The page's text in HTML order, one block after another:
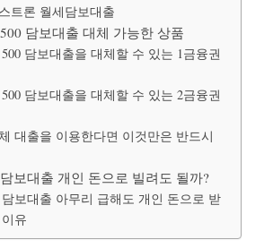
트론 월세담보대출
담보대출 대체 가능한 상품
담보대출을 대체할 수 있는 1금융권
담보대출을 대체할 수 있는 2금융권
대출을 이용한다면 이것만은 반드시
보대출 개인 돈으로 빌려도 될까?
보대출 아무리 급해도 개인 돈으로 받
유